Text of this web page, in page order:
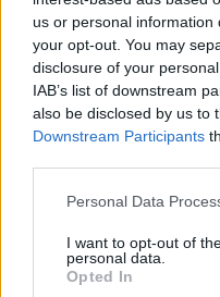
us or personal
your opt-out. You may
disclosure of your
IAB’s list of downstream
also be disclosed by us to
Downstream Participants
Personal Data
I want to opt-out of
personal data.
Opted In
Jiszráel Kac védelmi
válaszul arra, hogy a
Izrael ellen. A Hezbollah
amelyek izraeli területen
szerint a drónok
KEDVES
tartozik, melynek
regisztrációhoz kötött.